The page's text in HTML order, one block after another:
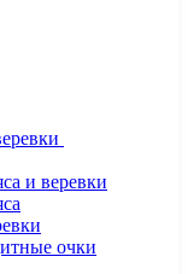
и веревки
очки